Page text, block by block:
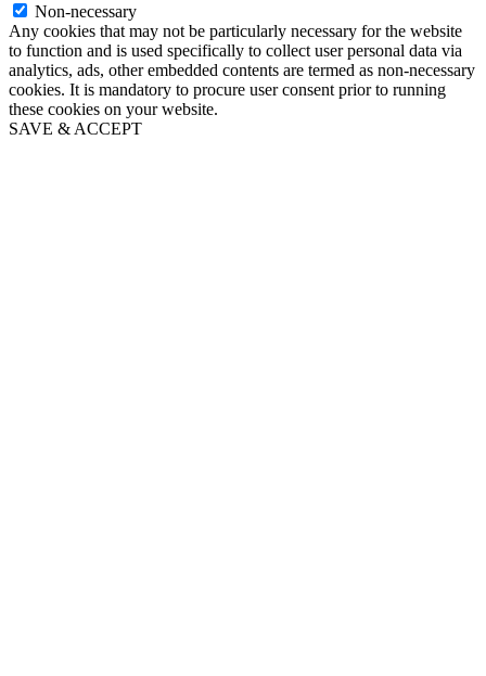
Non-necessary
Any cookies that may not be particularly necessary for the website
to function and is used specifically to collect user personal data via
analytics, ads, other embedded contents are termed as non-necessary
cookies. It is mandatory to procure user consent prior to running
these cookies on your website.
SAVE & ACCEPT